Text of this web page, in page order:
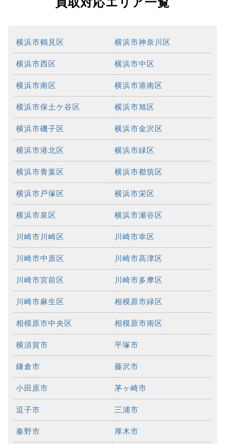
横浜市鶴見区 横浜市神奈川区
横浜市西区 横浜市中区
横浜市南区 横浜市港南区
横浜市保土ケ谷区 横浜市旭区
横浜市磯子区 横浜市金沢区
横浜市港北区 横浜市緑区
横浜市青葉区 横浜市都筑区
横浜市戸塚区 横浜市栄区
横浜市泉区 横浜市瀬谷区
川崎市川崎区 川崎市幸区
川崎市中原区 川崎市高津区
川崎市宮前区 川崎市多摩区
川崎市麻生区 相模原市緑区
相模原市中央区 相模原市南区
横須賀市 平塚市
鎌倉市 藤沢市
小田原市 茅ヶ崎市
逗子市 三浦市
秦野市 厚木市